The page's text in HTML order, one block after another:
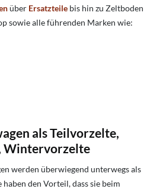
über Ersatzteile bis hin zu Zeltboden
sowie alle führenden Marken wie:
als Teilvorzelte,
Wintervorzelte
werden überwiegend unterwegs als
den Vorteil, dass sie beim